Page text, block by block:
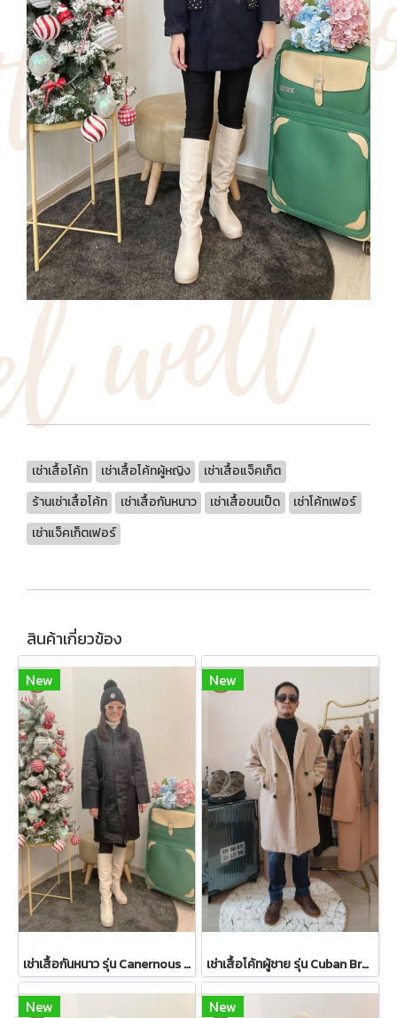
เช่าเสื้อโค้ท เช่าเสื้อโค้ทผู้หญิง
เช่าเสื้อแจ็คเก็ต
ร้านเช่าเสื้อโค้ท
เช่าเสื้อกันหนาว เช่าเสื้อขนเป็ด
เช่าโค้ทเฟอร์
เช่าแจ็คเก็ตเฟอร์
สินค้าเกี่ยวข้อง
New
เช่าเสื้อกันหนาว รุ่น Canernous Black Single Breasted Coat 2109GCT1630FABK1
New
เช่าเสื้อโค้ทผู้ชาย รุ่น Cuban Brown Sand Double Breasted Coat 2107GCL1133FABR1
New New